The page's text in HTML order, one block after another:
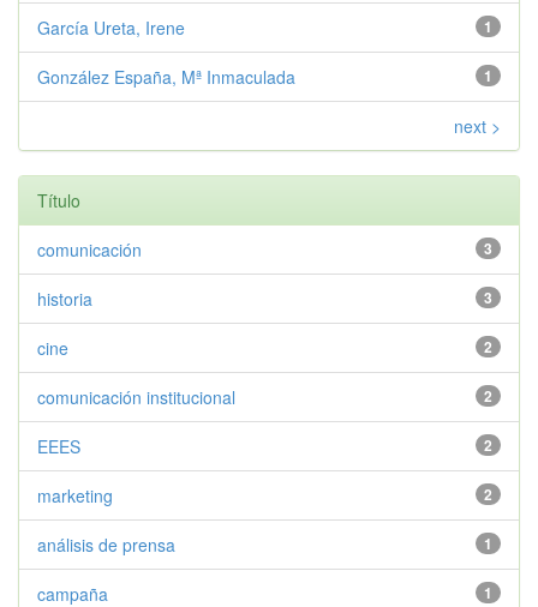
1
García Ureta, Irene
1
González España, Mª Inmaculada
next >
Título
3
comunicación
3
historia
2
cine
2
comunicación institucional
2
EEES
2
marketing
1
análisis de prensa
1
campaña